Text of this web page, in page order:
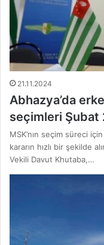
21.11.2024
Abhazya’da
seçimleri Şubat
MSK’nın seçim süreci
kararın hızlı bir şekilde
Vekili Davut Khutaba,…